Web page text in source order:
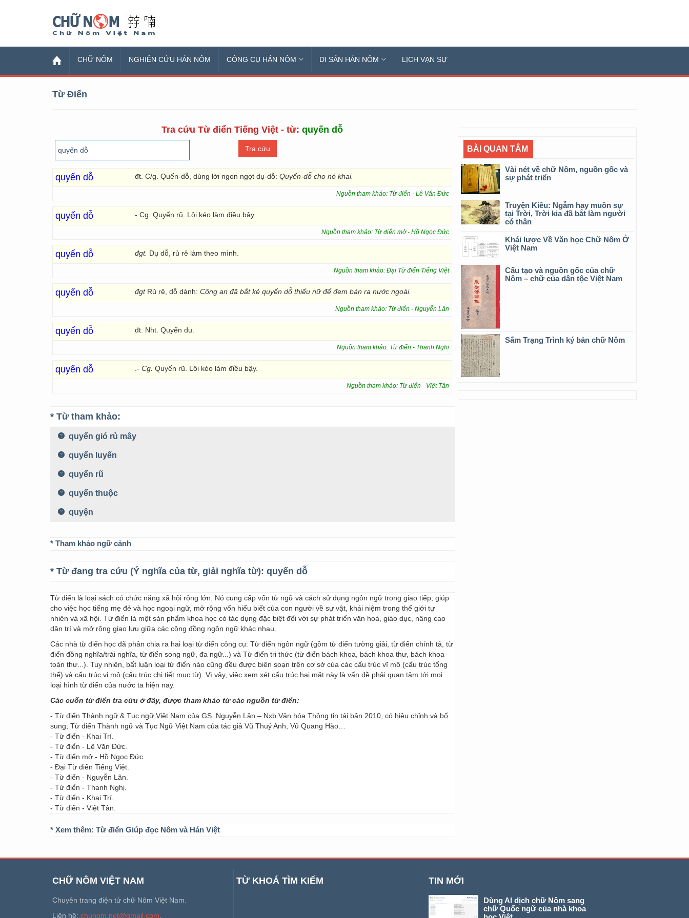
CHỮ NÔM NGHIÊN CỨU HÁN NÔM CÔNG CỤ HÁN NÔM DI SẢN HÁN NÔM LỊCH VẠN SỰ
Từ Điển
Tra cứu Từ điển Tiếng Việt - từ:quyến dỗ
quyến dỗ đt. C/g. Quến-dỗ, dùng lời ngon ngọt dụ-dỗ: Quyến-dỗ cho nó khai.
Nguồn tham khảo: Từ điển - Lê Văn Đức
quyến dỗ - Cg. Quyến rũ. Lôi kéo làm điều bậy.
Nguồn tham khảo: Từ điển mở - Hồ Ngọc Đức
quyến dỗ đgt. Dụ dỗ, rủ rê làm theo mình.
Nguồn tham khảo: Đại Từ điển Tiếng Việt
quyến dỗ đgt Rủ rê, dỗ dành: Công an đã bắt kẻ quyến dỗ thiếu nữ để đem bán ra nước ngoài.
Nguồn tham khảo: Từ điển - Nguyễn Lân
quyến dỗ đt. Nht. Quyến dụ.
Nguồn tham khảo: Từ điển - Thanh Nghị
quyến dỗ .- Cg. Quyến rũ. Lôi kéo làm điều bậy.
Nguồn tham khảo: Từ điển - Việt Tân
* Từ tham khảo:
quyến gió rủ mây
quyến luyến
quyến rũ
quyến thuộc
quyện
* Tham khảo ngữ cảnh
* Từ đang tra cứu (Ý nghĩa của từ, giải nghĩa từ): quyến dỗ
Từ điển là loại sách có chức năng xã hội rộng lớn. Nó cung cấp vốn từ ngữ và cách sử dụng ngôn ngữ trong giao tiếp, giúp
cho việc học tiếng mẹ đẻ và học ngoại ngữ, mở rộng vốn hiểu biết của con người về sự vật, khái niệm trong thế giới tự
nhiên và xã hội. Từ điển là một sản phẩm khoa học có tác dụng đặc biệt đối với sự phát triển văn hoá, giáo dục, nâng cao
dân trí và mở rộng giao lưu giữa các cộng đồng ngôn ngữ khác nhau.
Các nhà từ điển học đã phân chia ra hai loại từ điển công cụ: Từ điển ngôn ngữ (gồm từ điển tường giải, từ điển chính tả, từ
điển đồng nghĩa/trái nghĩa, từ điển song ngữ, đa ngữ...) và Từ điển tri thức (từ điển bách khoa, bách khoa thư, bách khoa
toàn thư...). Tuy nhiên, bất luận loại từ điển nào cũng đều được biên soạn trên cơ sở của các cấu trúc vĩ mô (cấu trúc tổng
thể) và cấu trúc vi mô (cấu trúc chi tiết mục từ). Vì vậy, việc xem xét cấu trúc hai mặt này là vấn đề phải quan tâm tới mọi
loại hình từ điển của nước ta hiện nay.
Các cuốn từ điển tra cứu ở đây, được tham khảo từ các nguồn từ điển:
- Từ điển Thành ngữ & Tục ngữ Việt Nam của GS. Nguyễn Lân – Nxb Văn hóa Thông tin tái bản 2010, có hiệu chỉnh và bổ
sung; Từ điển Thành ngữ và Tục Ngữ Việt Nam của tác giả Vũ Thuý Anh, Vũ Quang Hào…
- Từ điển - Khai Trí.
- Từ điển - Lê Văn Đức.
- Từ điển mở - Hồ Ngọc Đức.
- Đại Từ điển Tiếng Việt.
- Từ điển - Nguyễn Lân.
- Từ điển - Thanh Nghị.
- Từ điển - Khai Trí.
- Từ điển - Việt Tân.
* Xem thêm: Từ điển Giúp đọc Nôm và Hán Việt
BÀI QUAN TÂM
Vài nét về chữ Nôm, nguồn gốc và
sự phát triển
Truyện Kiều: Ngẫm hay muôn sự
tại Trời, Trời kia đã bắt làm người
có thân
Khái lược Về Văn học Chữ Nôm Ở
Việt Nam
Cấu tạo và nguồn gốc của chữ
Nôm – chữ của dân tộc Việt Nam
Sấm Trạng Trình ký bản chữ Nôm
CHỮ NÔM VIỆT NAM
Chuyên trang điện tử chữ Nôm Việt Nam.
Liên hệ: chunom.net@gmail.com
TỪ KHOÁ TÌM KIẾM TIN MỚI
Dùng AI dịch chữ Nôm sang
chữ Quốc ngữ của nhà khoa